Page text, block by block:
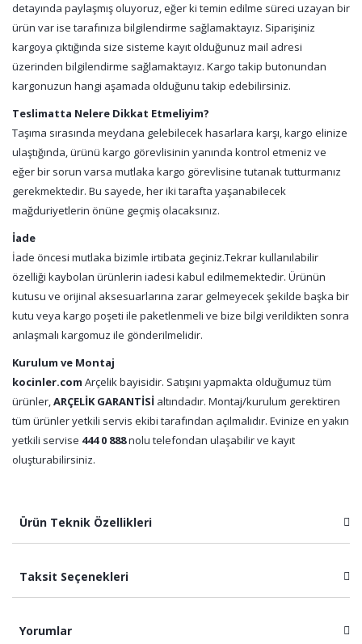
detayında paylaşmış oluyoruz, eğer ki temin edilme süreci uzayan bir
ürün var ise tarafınıza bilgilendirme sağlamaktayız. Siparişiniz
kargoya çıktığında size sisteme kayıt olduğunuz mail adresi
üzerinden bilgilendirme sağlamaktayız. Kargo takip butonundan
kargonuzun hangi aşamada olduğunu takip edebilirsiniz.
Teslimatta Nelere Dikkat Etmeliyim?
Taşıma sırasında meydana gelebilecek hasarlara karşı, kargo elinize
ulaştığında, ürünü kargo görevlisinin yanında kontrol etmeniz ve
eğer bir sorun varsa mutlaka kargo görevlisine tutanak tutturmanız
gerekmektedir. Bu sayede, her iki tarafta yaşanabilecek
mağduriyetlerin önüne geçmiş olacaksınız.
İade
İade öncesi mutlaka bizimle irtibata geçiniz.Tekrar kullanılabilir
özelliği kaybolan ürünlerin iadesi kabul edilmemektedir. Ürünün
kutusu ve orijinal aksesuarlarına zarar gelmeyecek şekilde başka bir
kutu veya kargo poşeti ile paketlenmeli ve bize bilgi verildikten sonra
anlaşmalı kargomuz ile gönderilmelidir.
Kurulum ve Montaj
kocinler.com Arçelik bayisidir. Satışını yapmakta olduğumuz tüm
ürünler,ARÇELİK GARANTİSİ altındadır. Montaj/kurulum gerektiren
tüm ürünler yetkili servis ekibi tarafından açılmalıdır. Evinize en yakın
yetkili servise 444 0 888nolu telefondan ulaşabilir ve kayıt
oluşturabilirsiniz.
Ürün Teknik Özellikleri
Taksit Seçenekleri
Yorumlar